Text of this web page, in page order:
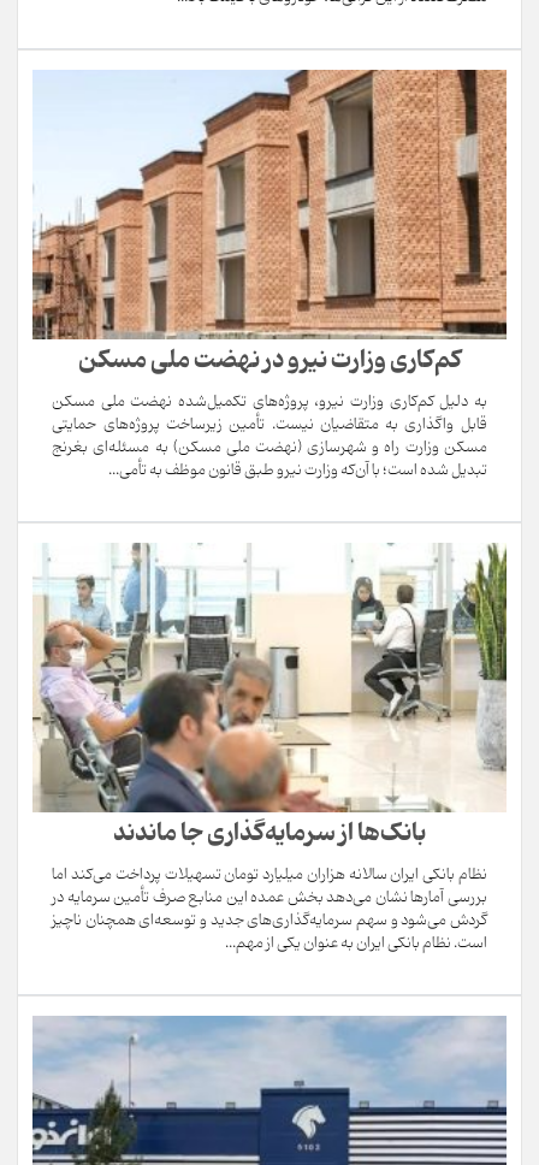
کم‌کاری وزارت نیرو در نهضت ملی مسکن
به دلیل کم‌کاری وزارت نیرو، پروژه‌های تکمیل‌شده نهضت ملی مسکن
قابل واگذاری به متقاضیان نیست. تأمین زیرساخت پروژه‌های حمایتی
مسکن وزارت راه و شهرسازی (نهضت ملی مسکن) به مسئله‌ای بغرنج
تبدیل شده است؛ با آن‌که وزارت نیرو طبق قانون موظف به تأمی...
بانک‌ها از سرمایه‌گذاری جا ماندند
نظام بانکی ایران سالانه هزاران میلیارد تومان تسهیلات پرداخت می‌کند اما
بررسی آمارها نشان می‌دهد بخش عمده این منابع صرف تأمین سرمایه در
گردش می‌شود و سهم سرمایه‌گذاری‌های جدید و توسعه‌ای همچنان ناچیز
است. نظام بانکی ایران به عنوان یکی از مهم...